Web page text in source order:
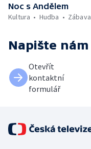
Noc s Andělem
Kultura
Hudba Zábava
Napište nám
Otevřít
kontaktní
formulář